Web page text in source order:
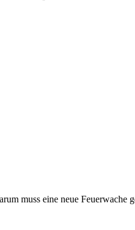
muss eine neue Feuerwache